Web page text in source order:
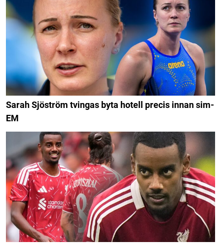
Sarah Sjöström tvingas byta hotell precis innan sim-
EM